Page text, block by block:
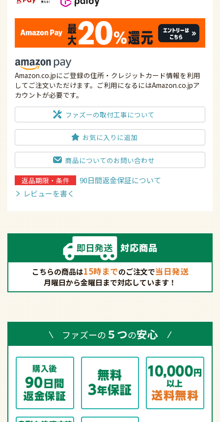
Amazon.co.jpにご登録の住所・クレジットカード情報を利用
してご注文いただけます。ご利用になるにはAmazon.co.jpア
カウントが必要です。
ファズーの取付工事について
お気に入りに追加
商品についてのお問い合わせ
返品期限・条件
90日間返金保証について
レビューを書く
こちらの商品は15時までのご注文で当日発送
月曜日から金曜日まで対応しています！
ファズーの５つの安心